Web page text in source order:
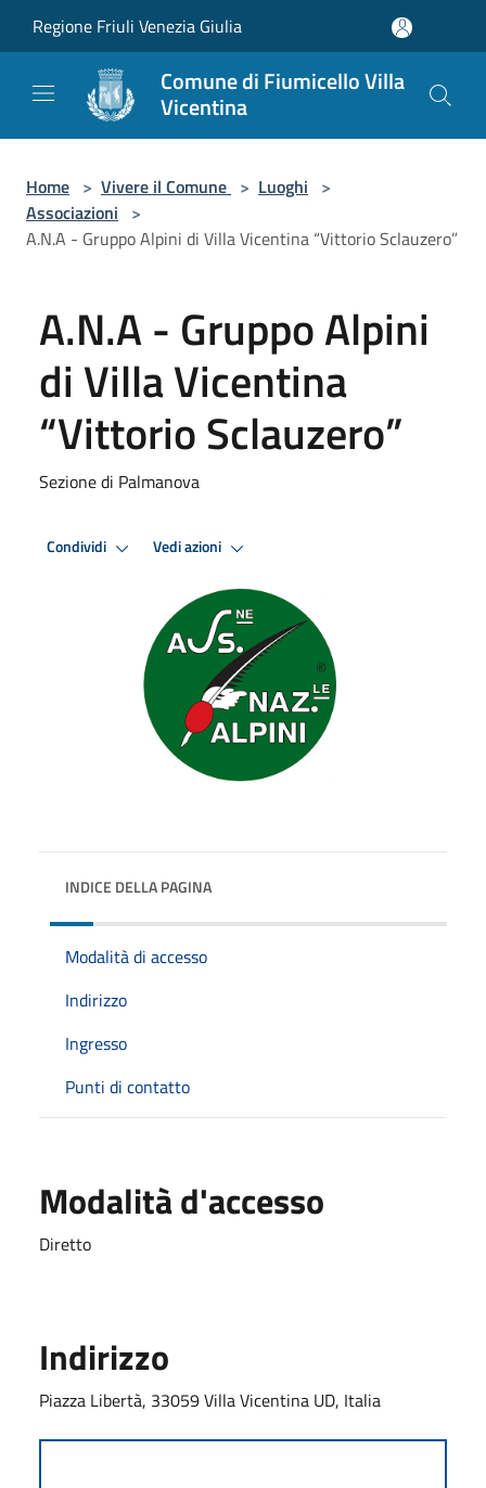
Regione Friuli Venezia Giulia
Comune di Fiumicello Villa
Vicentina
Home > Vivere il Comune > Luoghi >
Associazioni >
A.N.A - Gruppo Alpini di Villa Vicentina “Vittorio Sclauzero”
A.N.A - Gruppo Alpini
di Villa Vicentina
“Vittorio Sclauzero”
Sezione di Palmanova
Condividi Vedi azioni
INDICE DELLA PAGINA
Modalità di accesso
Indirizzo
Ingresso
Punti di contatto
Modalità d'accesso
Diretto
Indirizzo
Piazza Libertà, 33059 Villa Vicentina UD, Italia